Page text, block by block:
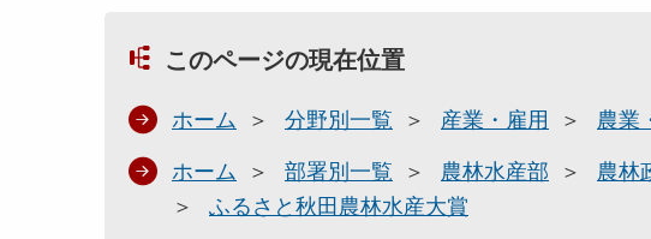
このページの現在位置
ホーム 分野別一覧 産業・雇用 農業
ホーム 部署別一覧 農林水産部 農林
ふるさと秋田農林水産大賞